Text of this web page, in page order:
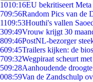
1010:16EU bekritiseert
709:56Random Pics van de
1109:53Houthi's vallen
309:49Vrouw krijgt 30
809:46PostNL-bezorger
609:45Trailers kijken: de
709:32Wegpiraat scheurt
509:28Aanhoudende
008:59Van de Zandschulp